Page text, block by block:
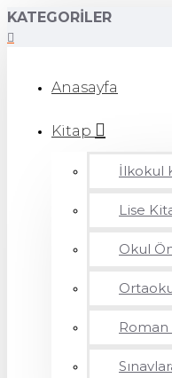
KATEGORILER
Anasayfa
Kitap
İlkokul
Lise
Okul